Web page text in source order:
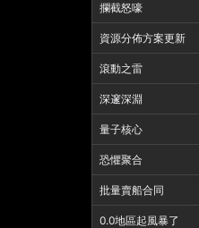
攔截怒嚎
資源分佈方案更新
滾動之雷
深邃深淵
量子核心
恐懼聚合
批量賣船合同
0.0地區起風暴了